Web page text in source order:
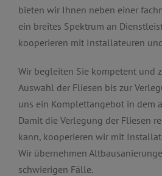
bieten wir Ihnen neben einer
ein breites Spektrum an
kooperieren mit Installateuren
Wir begleiten Sie kompetent und
Auswahl der Fliesen bis zur
uns ein Komplettangebot in dem
Damit die Verlegung der Fliesen
kann, kooperieren wir mit
Wir übernehmen
schwierigen Fälle.